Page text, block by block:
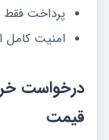
پرداخت فقط
امنیت کامل
درخواست
قیمت